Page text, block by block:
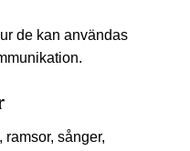
de kan användas
ramsor, sånger,